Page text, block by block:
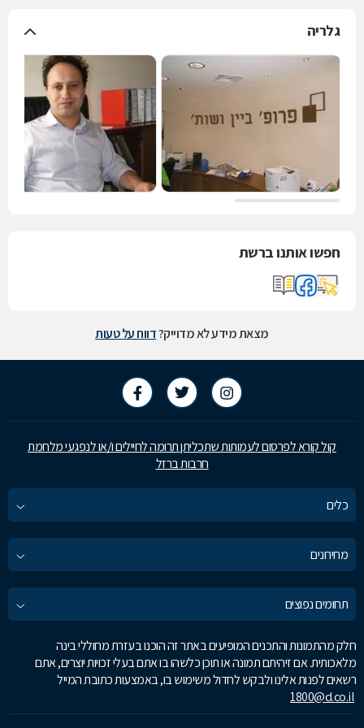
גלריה
חפשו אותנו ברשת
מצאת מידע לא מדוייק?דווח על טעות
קול קורא לפרסום לעמותות שתכליתן תרומה לחיילים ו/או לנפגעי מלחמת
חרבות ברזל
כלים
מחירונים
תחומים נפוצים
חלק מהתמונות והתכנים המופיעים באתר זה הוכנו בעזרת מחוללי בינה
מלאכותית. אם זיהיתם תמונה או תוכן כלשהו בו אתם בעלי זכויות יוצרים, אתם
רשאים לפנות אלינו ולבקש לחדול משימוש בו, באמצעות כתובת המייל
1800@d.co.il